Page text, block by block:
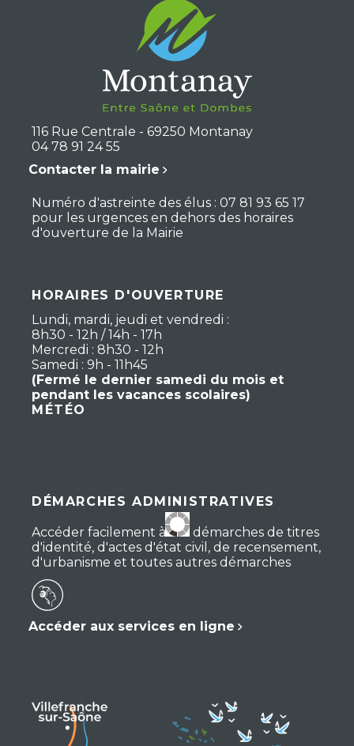
116 Rue Centrale - 69250 Montanay
04 78 91 24 55
Contacter la mairie
Numéro d'astreinte des élus : 07 81 93 65 17
pour les urgences en dehors des horaires
d'ouverture de la Mairie
HORAIRES D'OUVERTURE
Lundi, mardi, jeudi et vendredi :
8h30 - 12h / 14h - 17h
Mercredi : 8h30 - 12h
Samedi : 9h - 11h45
(Fermé le dernier samedi du mois et
pendant les vacances scolaires)
MÉTÉO
DÉMARCHES ADMINISTRATIVES
Accéder facilement à vos démarches de titres
d'identité, d'actes d'état civil, de recensement,
d'urbanisme et toutes autres démarches
Accéder aux services en ligne